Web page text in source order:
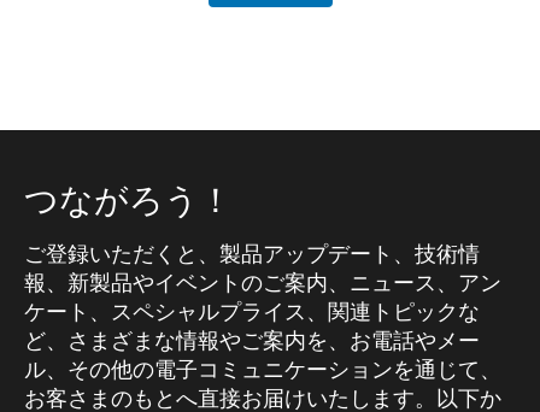
つながろう！
ご登録いただくと、製品アップデート、技術情
報、新製品やイベントのご案内、ニュース、アン
ケート、スペシャルプライス、関連トピックな
ど、さまざまな情報やご案内を、お電話やメー
ル、その他の電子コミュニケーションを通じて、
お客さまのもとへ直接お届けいたします。以下か